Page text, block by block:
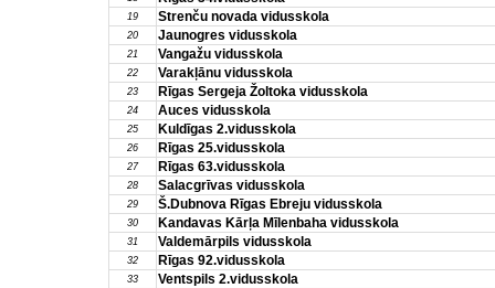
19 Strenču novada vidusskola
20 Jaunogres vidusskola
21 Vangažu vidusskola
22 Varakļānu vidusskola
23 Rīgas Sergeja Žoltoka vidusskola
24 Auces vidusskola
25 Kuldīgas 2.vidusskola
26 Rīgas 25.vidusskola
27 Rīgas 63.vidusskola
28 Salacgrīvas vidusskola
29 Š.Dubnova Rīgas Ebreju vidusskola
30 Kandavas Kārļa Mīlenbaha vidusskola
31 Valdemārpils vidusskola
32 Rīgas 92.vidusskola
33 Ventspils 2.vidusskola